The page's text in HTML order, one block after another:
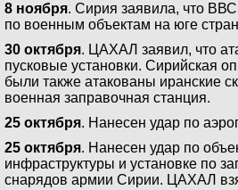
8 ноября. Сирия заявила, что
по военным объектам на юге
30 октября. ЦАХАЛ заявил, что
пусковые установки. Сирийская
были также атакованы иранские
военная заправочная станция.
25 октября. Нанесен удар по
25 октября. Нанесен удар по
инфраструктуры и установке по
снарядов армии Сирии. ЦАХАЛ